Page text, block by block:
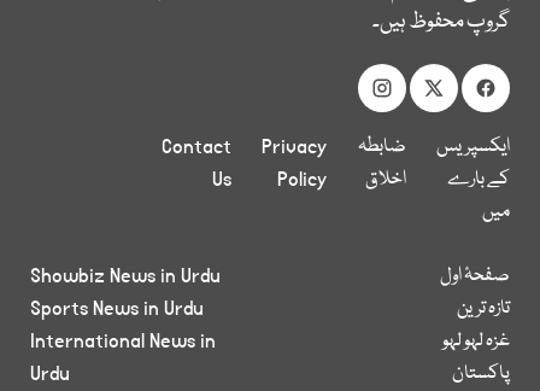
گروپ محفوظ ہیں۔
ایکسپریس
کے بارے
میں
ضابطہ
اخلاق
Privacy
Policy
Contact
Us
صفحۂ اول
تازہ ترین
غزہ لہو لہو
پاکستان
Showbiz News in Urdu
Sports News in Urdu
International News in
Urdu